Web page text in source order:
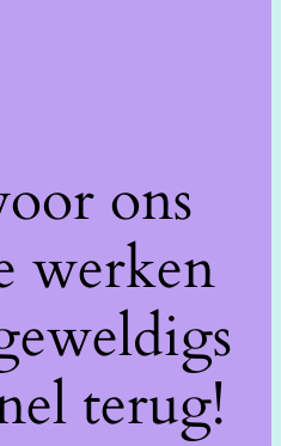
ons
werken
terug!